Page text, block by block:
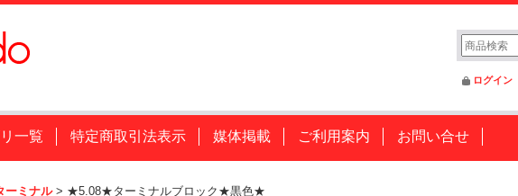
ログイン
一覧 特定商取引法表示 媒体掲載 ご利用案内 お問い合せ
ーミナル > ★5.08★ターミナルブロック★黒色★